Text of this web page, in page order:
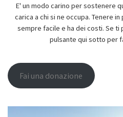
E' un modo carino per sostenere
carica a chi si ne occupa. Tenere
sempre facile e ha dei costi. Se ti
pulsante qui sotto per
Fai una donazione